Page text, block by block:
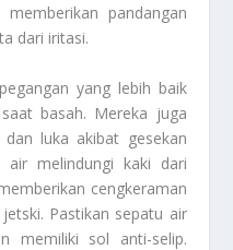
pandangan
dari iritasi.
yang lebih baik
basah. Mereka juga
luka akibat gesekan
air melindungi kaki dari
cengkeraman
Pastikan sepatu air
memiliki sol anti-selip.